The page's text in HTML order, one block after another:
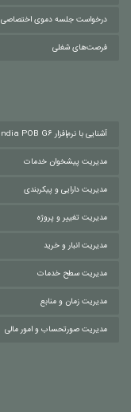
درخواست جلسه دموی اختصاصی
فرصت‌های شغلی
آشنایی با نرم‌افزار Wendia POB G6
مدیریت پیشخوان خدمات
مدیریت دارایی و پیکربندی
مدیریت تغییر و پروژه
مدیریت انبار و خرید
مدیریت سطح خدمات
مدیریت زمان و منابع
مدیریت صورتحساب و امور مالی